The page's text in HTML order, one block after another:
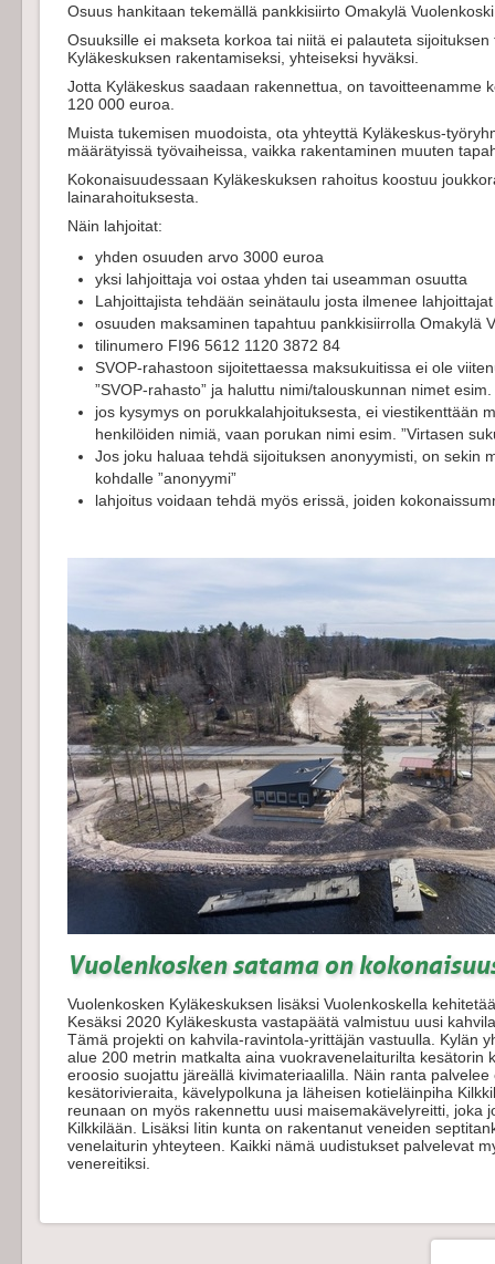
Osuus hankitaan tekemällä pankkisiirto Omakylä
Osuuksille ei makseta korkoa tai niitä ei palauteta
Kyläkeskuksen rakentamiseksi, yhteiseksi hyväksi.
Jotta Kyläkeskus saadaan rakennettua, on tavoitteenamme
120 000 euroa.
Muista tukemisen muodoista, ota yhteyttä Kyläkeskus-
määrätyissä työvaiheissa, vaikka rakentaminen muuten
Kokonaisuudessaan Kyläkeskuksen rahoitus koostuu
lainarahoituksesta.
Näin lahjoitat:
yhden osuuden arvo 3000 euroa
yksi lahjoittaja voi ostaa yhden tai useamman osuutta
Lahjoittajista tehdään seinätaulu josta ilmenee
osuuden maksaminen tapahtuu pankkisiirrolla Omakylä
tilinumero FI96 5612 1120 3872 84
SVOP-rahastoon sijoitettaessa maksukuitissa ei ole
”SVOP-rahasto” ja haluttu nimi/talouskunnan nimet
jos kysymys on porukkalahjoituksesta, ei viestikenttään
henkilöiden nimiä, vaan porukan nimi esim. ”Virtasen
Jos joku haluaa tehdä sijoituksen anonyymisti, on sekin
kohdalle ”anonyymi”
lahjoitus voidaan tehdä myös erissä, joiden
Vuolenkosken satama on
Vuolenkosken Kyläkeskuksen lisäksi Vuolenkoskella
Kesäksi 2020 Kyläkeskusta vastapäätä valmistuu uusi
Tämä projekti on kahvila-ravintola-yrittäjän vastuulla. Kylän
alue 200 metrin matkalta aina vuokravenelaiturilta kesätorin
eroosio suojattu järeällä kivimateriaalilla. Näin ranta
kesätorivieraita, kävelypolkuna ja läheisen kotieläinpiha
reunaan on myös rakennettu uusi maisemakävelyreitti, joka
Kilkkilään. Lisäksi Iitin kunta on rakentanut veneiden
venelaiturin yhteyteen. Kaikki nämä uudistukset palvelevat
venereitiksi.